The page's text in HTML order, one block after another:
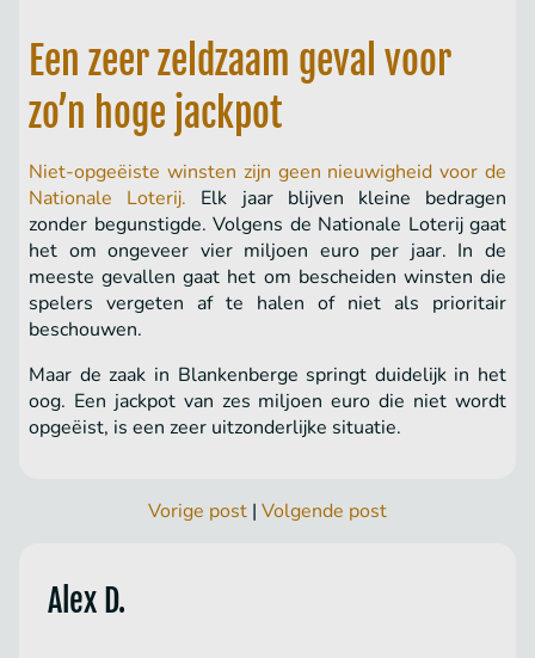
Een zeer zeldzaam geval voor
zo’n hoge jackpot
Niet-opgeëiste winsten zijn geen nieuwigheid voor de
Nationale Loterij. Elk jaar blijven kleine bedragen
zonder begunstigde. Volgens de Nationale Loterij gaat
het om ongeveer vier miljoen euro per jaar. In de
meeste gevallen gaat het om bescheiden winsten die
spelers vergeten af te halen of niet als prioritair
beschouwen.
Maar de zaak in Blankenberge springt duidelijk in het
oog. Een jackpot van zes miljoen euro die niet wordt
opgeëist, is een zeer uitzonderlijke situatie.
Vorige post | Volgende post
Alex D.